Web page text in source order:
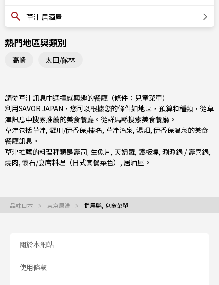
草津 居酒屋
熱門地區與類別
高崎 太田/館林
請從草津訊息中選擇感興趣的餐廳（條件：兒童菜單）
利用SAVOR JAPAN，您可以根據您的條件如地區，預算和種類，從草
津訊息中搜索推薦的美食餐廳。從群馬縣搜索美食餐廳。
草津包括草津, 澀川/伊香保/榛名, 草津溫泉, 湯畑, 伊香保溫泉的美食
餐廳訊息。
草津推薦的料理種類是壽司, 生魚片 , 天婦羅, 鐵板燒, 涮涮鍋 / 壽喜鍋,
燒肉, 懷石/宴席料理（日式套餐菜色） , 居酒屋 。
品味日本 東京周遭 群馬縣, 兒童菜單
關於本網站
使用條款